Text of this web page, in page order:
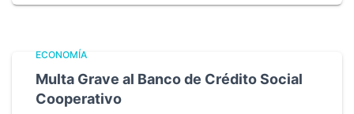
ECONOMÍA
Multa Grave al Banco de Crédito Social
Cooperativo